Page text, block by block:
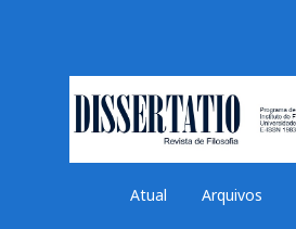
Atual Arquivos